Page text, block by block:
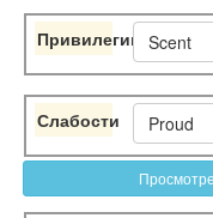
Привилегии Scent
Слабости Proud